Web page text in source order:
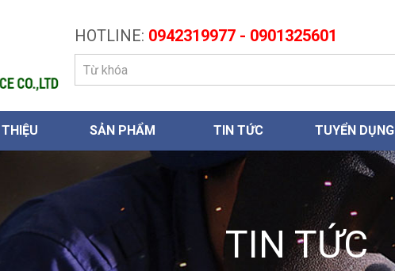
HOTLINE: 0942319977 - 0901325601
SẢN PHẨM TIN TỨC TUYỂN DỤNG
TIN TỨC